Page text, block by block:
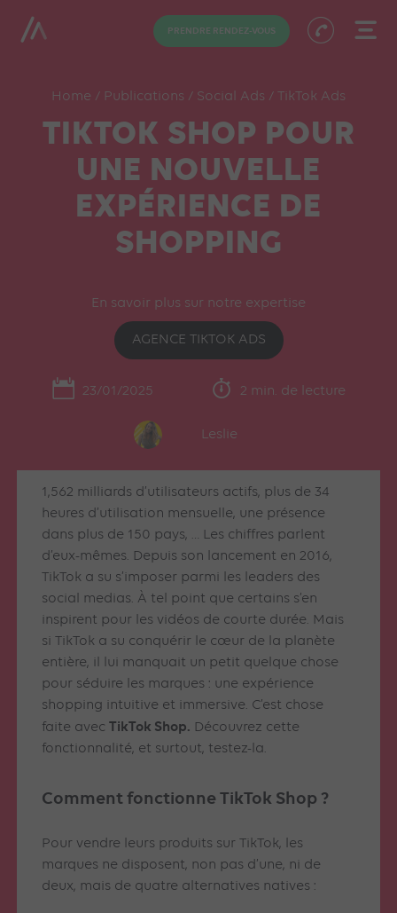
PRENDRE RENDEZ-VOUS
Home / Publications / Social Ads / TikTok Ads
TIKTOK SHOP POUR
UNE NOUVELLE
EXPÉRIENCE DE
SHOPPING
En savoir plus sur notre expertise
AGENCE TIKTOK ADS
23/01/2025 2 min. de lecture
Leslie
1,562 milliards d’utilisateurs actifs, plus de 34
heures d’utilisation mensuelle, une présence
dans plus de 150 pays, … Les chiffres parlent
d’eux-mêmes. Depuis son lancement en 2016,
TikTok a su s’imposer parmi les leaders des
social medias. À tel point que certains s’en
inspirent pour les vidéos de courte durée. Mais
si TikTok a su conquérir le cœur de la planète
entière, il lui manquait un petit quelque chose
pour séduire les marques : une expérience
shopping intuitive et immersive. C’est chose
faite avecTikTok Shop. Découvrez cette
fonctionnalité, et surtout, testez-la.
Comment fonctionne TikTok Shop ?
Pour vendre leurs produits sur TikTok, les
marques ne disposent, non pas d’une, ni de
deux, mais de quatre alternatives natives :